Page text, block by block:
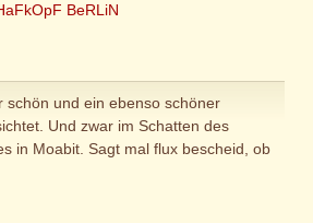
BeRLiN
schön und ein ebenso schöner
Und zwar im Schatten des
in Moabit. Sagt mal flux bescheid, ob